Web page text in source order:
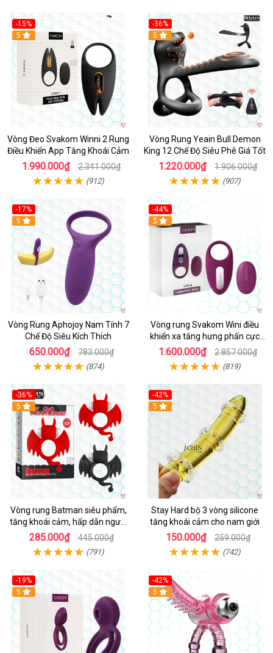
-15%
Hot
5
Vòng Đeo Svakom Winni 2 Rung
Điều Khiển App Tăng Khoái Cảm
1.990.000₫ 2.341.000₫
(912)
-36%
Hot
5
Vòng Rung Yeain Bull Demon
King 12 Chế Độ Siêu Phê Giá Tốt
1.220.000₫ 1.906.000₫
(907)
-17%
Hot
5
Vòng Rung Aphojoy Nam Tính 7
Chế Độ Siêu Kích Thích
650.000₫ 783.000₫
(874)
-44%
5
Vòng rung Svakom Wini điều
khiển xa tăng hưng phấn cực
đỉnh
1.600.000₫ 2.857.000₫
(819)
-36%
5
Vòng rung Batman siêu phẩm,
tăng khoái cảm, hấp dẫn người
dùng
285.000₫ 445.000₫
(791)
-42%
5
Stay Hard bộ 3 vòng silicone
tăng khoái cảm cho nam giới
150.000₫ 259.000₫
(742)
-19%
5
-42%
5